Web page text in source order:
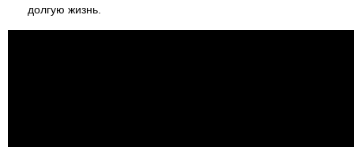
долгую жизнь.